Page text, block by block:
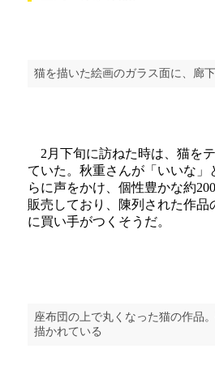
猫を描いた絵画のガラス面に、廊
2月下旬に訪ねた時は、猫を
ていた。秋重さんが「いいな」
らに声をかけ、個性豊かな約
販売しており、陳列された作品
に買い手がつくそうだ。
座布団の上で丸くなった猫の作品
描かれている